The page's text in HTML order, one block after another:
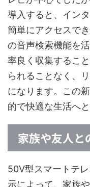
導入すると、イン
簡単にアクセスで
の音声検索機能を
率良く収集するこ
られることなく、
になります。この
的で快適な生活へ
家族や友人と
50V型スマートテ
示によって、家族